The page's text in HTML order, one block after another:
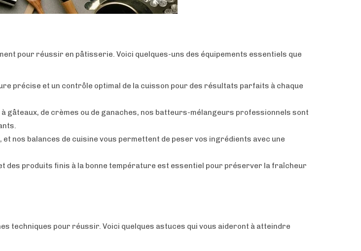
pour réussir en pâtisserie. Voici quelques-uns des équipements essentiels que
précise et un contrôle optimal de la cuisson pour des résultats parfaits à chaque
gâteaux, de crèmes ou de ganaches, nos batteurs-mélangeurs professionnels sont
nos balances de cuisine vous permettent de peser vos ingrédients avec une
des produits finis à la bonne température est essentiel pour préserver la fraîcheur
techniques pour réussir. Voici quelques astuces qui vous aideront à atteindre